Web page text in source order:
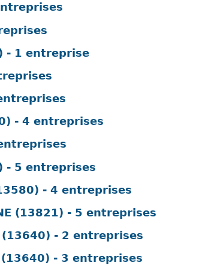
- 1 entreprise
- 4 entreprises
- 5 entreprises
- 4 entreprises
(13821) - 5 entreprises
(13640) - 2 entreprises
(13640) - 3 entreprises